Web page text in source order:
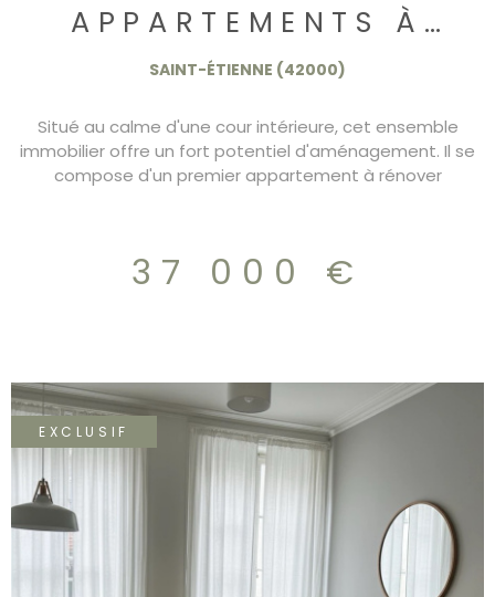
APPARTEMENTS À
RÉNOVER.
SAINT-ÉTIENNE (42000)
Situé au calme d'une cour intérieure, cet ensemble
immobilier offre un fort potentiel d'aménagement. Il se
compose d'un premier appartement à rénover
garantissant tranquillité et sécurité.
37 000 €
EXCLUSIF